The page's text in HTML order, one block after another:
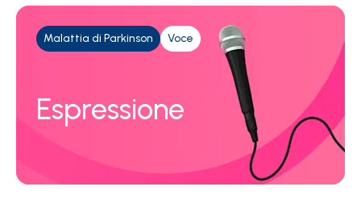
Malattia di Parkinson Voce
Espressione